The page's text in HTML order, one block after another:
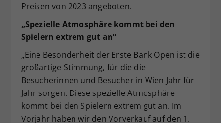
Preisen von 2023 angeboten.
„Spezielle Atmosphäre kommt bei den
Spielern extrem gut an“
„Eine Besonderheit der Erste Bank Open ist die
großartige Stimmung, für die die
Besucherinnen und Besucher in Wien Jahr für
Jahr sorgen. Diese spezielle Atmosphäre
kommt bei den Spielern extrem gut an. Im
Vorjahr haben wir den Vorverkauf auf den 1.